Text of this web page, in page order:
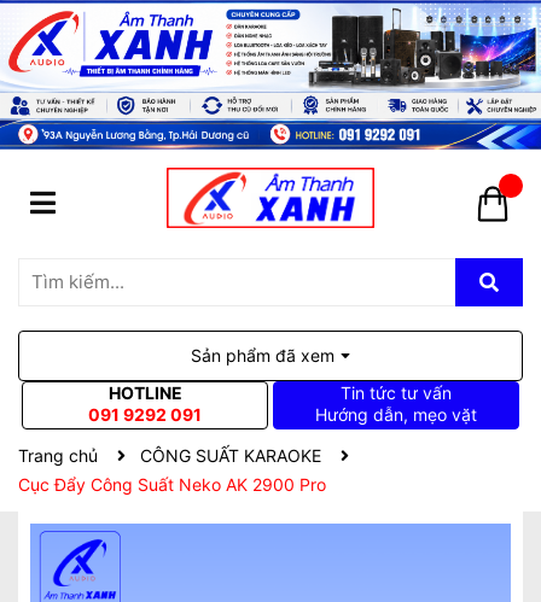
Sản phẩm đã xem
HOTLINE
091 9292 091
Tin tức tư vấn
Hướng dẫn, mẹo vặt
Trang chủ
CÔNG SUẤT KARAOKE
Cục Đẩy Công Suất Neko AK 2900 Pro